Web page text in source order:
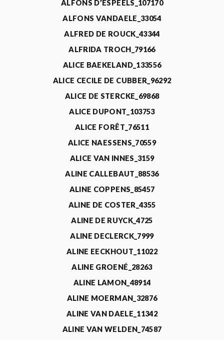
ALFONS D’ESPEELS_107170
ALFONS VANDAELE_33054
ALFRED DE ROUCK_43344
ALFRIDA TROCH_79166
ALICE BAEKELAND_133556
ALICE CECILE DE CUBBER_96292
ALICE DE STERCKE_69868
ALICE DUPONT_103753
ALICE FORÊT_76511
ALICE NAESSENS_70559
ALICE VAN INNES_3159
ALINE CALLEBAUT_88536
ALINE COPPENS_85457
ALINE DE COSTER_4355
ALINE DE RUYCK_4725
ALINE DECLERCK_7999
ALINE EECKHOUT_11022
ALINE GROENÉ_28263
ALINE LAMON_48914
ALINE MOERMAN_32876
ALINE VAN DAELE_11342
ALINE VAN WELDEN_74587